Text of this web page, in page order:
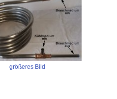
größeres Bild